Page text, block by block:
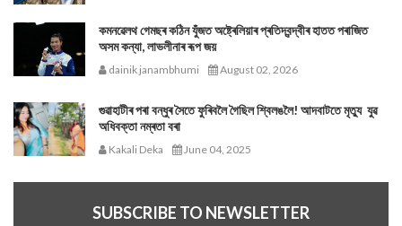
কমনৱেলথ গেমছৰ কঠিন যুঁজত অষ্ট্ৰেলিয়াৰ প্ৰতিদ্বন্দ্বীৰ হাতত পৰাজিত
অসম কন্যা, লাভলীনাৰ ৰূপ জয়
dainik janambhumi August 02, 2026
গুৱাহাটীৰ পৰা বন্ধুৰ সৈতে ফুৰিবলৈ গৈছিল শ্বিলঙলৈ! আদবাটতে মৃত্যু যুৱ
অধিবক্তা নম্ৰতা বৰা
Kakali Deka June 04, 2025
SUBSCRIBE TO NEWSLETTER